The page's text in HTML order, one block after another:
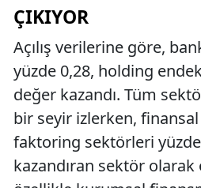
ÇIKIYOR
Açılış verilerine göre,
yüzde 0,28, holding
değer kazandı. Tüm
bir seyir izlerken,
faktoring sektörleri
kazandıran sektör olarak